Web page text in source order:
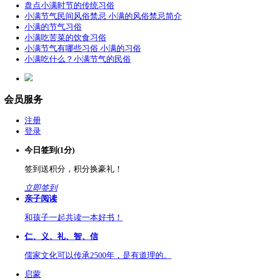
盘点小满时节的传统习俗
小满节气民间风俗禁忌 小满的风俗禁忌简介
小满的节气习俗
小满吃苦菜的饮食习俗
小满节气有哪些习俗 小满的习俗
小满吃什么？小满节气的民俗
会员服务
注册
登录
今日签到(1分)
签到送积分，积分换豪礼！
立即签到
亲子阅读
和孩子一起共读一本好书！
仁、义、礼、智、信
儒家文化可以传承2500年，是有道理的。
启蒙